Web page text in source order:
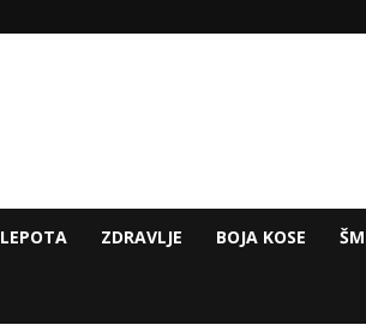
LEPOTA ZDRAVLJE BOJA KOSE